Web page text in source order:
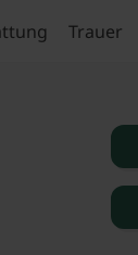
Trauer